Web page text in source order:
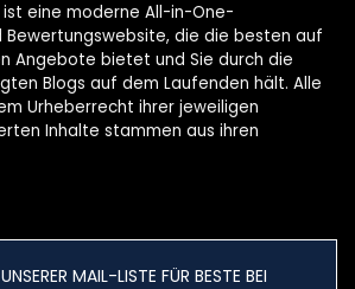
eine moderne All-in-One-
Bewertungswebsite, die die besten auf
Angebote bietet und Sie durch die
Blogs auf dem Laufenden hält. Alle
Urheberrecht ihrer jeweiligen
Inhalte stammen aus ihren
MAIL-LISTE FÜR BESTE BEI